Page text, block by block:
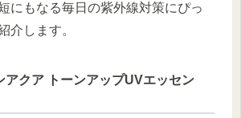
にもなる毎日の紫外線対策にぴっ
介します。
アクア トーンアップUVエッセン